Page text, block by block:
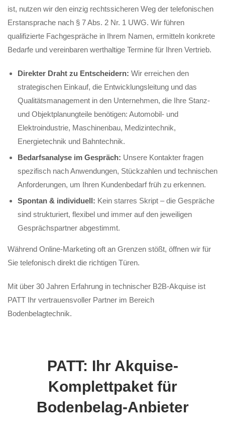
ist, nutzen wir den einzig rechtssicheren Weg der telefonischen
Erstansprache nach § 7 Abs. 2 Nr. 1 UWG. Wir führen
qualifizierte Fachgespräche in Ihrem Namen, ermitteln konkrete
Bedarfe und vereinbaren werthaltige Termine für Ihren Vertrieb.
Direkter Draht zu Entscheidern: Wir erreichen den
strategischen Einkauf, die Entwicklungsleitung und das
Qualitätsmanagement in den Unternehmen, die Ihre Stanz-
und Objektplanungteile benötigen: Automobil- und
Elektroindustrie, Maschinenbau, Medizintechnik,
Energietechnik und Bahntechnik.
Bedarfsanalyse im Gespräch: Unsere Kontakter fragen
spezifisch nach Anwendungen, Stückzahlen und technischen
Anforderungen, um Ihren Kundenbedarf früh zu erkennen.
Spontan & individuell: Kein starres Skript – die Gespräche
sind strukturiert, flexibel und immer auf den jeweiligen
Gesprächspartner abgestimmt.
Während Online-Marketing oft an Grenzen stößt, öffnen wir für
Sie telefonisch direkt die richtigen Türen.
Mit über 30 Jahren Erfahrung in technischer B2B-Akquise ist
PATT Ihr vertrauensvoller Partner im Bereich
Bodenbelagtechnik.
PATT: Ihr Akquise-
Komplettpaket für
Bodenbelag-Anbieter